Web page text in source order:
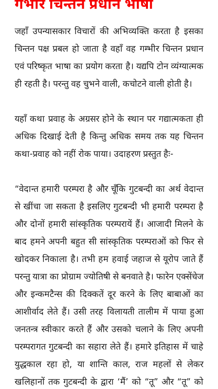
गंभीर चिन्तन प्रधान भाषा
जहाँ उपन्यासकार विचारों की अभिव्यक्ति करता है इसका
चिन्तन पक्ष प्रबल हो जाता है वहाँ वह गम्भीर चिन्तन प्रधान
एवं परिष्कृत भाषा का प्रयोग करता है। यद्यपि टोन व्यंग्यात्मक
ही रहती है। परन्तु वह चुभने वाली, कचोटने वाली होती है।
यहाँ कथा प्रवाह के अग्रसर होने के स्थान पर गद्यात्मकता ही
अधिक दिखाई देती है किन्तु अधिक समय तक यह चिन्तन
कथा-प्रवाह को नहीं रोक पाया। उदाहरण प्रस्तुत हैः-
“वेदान्त हमारी परम्परा है और चूँकि गुटबन्दी का अर्थ वेदान्त
से खींचा जा सकता है इसलिए गुटबन्दी भी हमारी परम्परा है
और दोनों हमारी सांस्कृतिक परम्परायें हैं। आजादी मिलने के
बाद हमने अपनी बहुत सी सांस्कृतिक परम्पराओं को फिर से
खोदकर निकाला है। तभी हम हवाई जहाज से यूरोप जाते हैं
परन्तु यात्रा का प्रोग्राम ज्योतिषी से बनवाते है। फारेन एक्सेंचेज
और इन्कमटैन्स की दिक्कतें दूर करने के लिए बाबाओं का
आशीर्वाद लेते हैं। उसी तरह विलायती तालीम में पाया हुआ
जनतन्त्र स्वीकार करते हैं और उसको चलाने के लिए अपनी
परम्परागत गुटबन्दी का सहारा लेते हैं। हमारे इतिहास में चाहे
युद्धकाल रहा हो, या शान्ति काल, राज महलों से लेकर
खलिहानों तक गुटबन्दी के द्वारा ‘मैं’ को “तू” और “तू” को